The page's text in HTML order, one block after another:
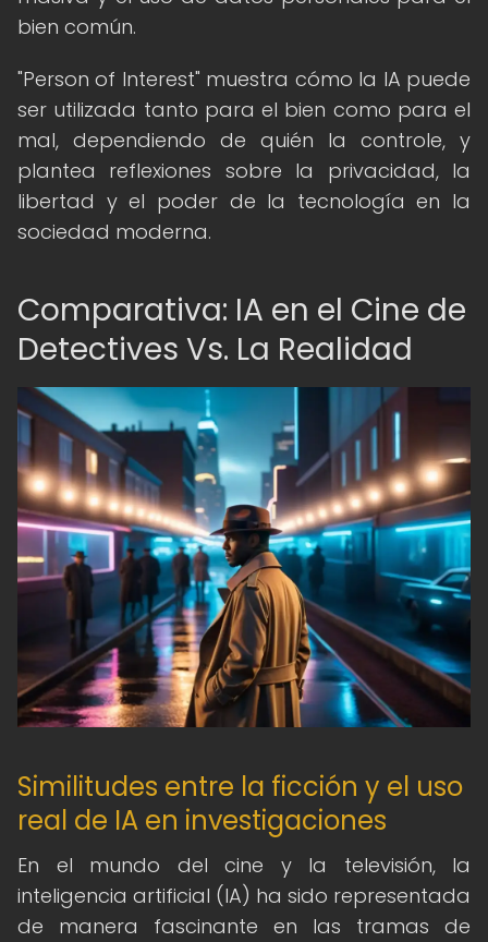
bien común.
"Person of Interest" muestra cómo la IA puede
ser utilizada tanto para el bien como para el
mal, dependiendo de quién la controle, y
plantea reflexiones sobre la privacidad, la
libertad y el poder de la tecnología en la
sociedad moderna.
Comparativa: IA en el Cine de
Detectives Vs. La Realidad
Similitudes entre la ficción y el uso
real de IA en investigaciones
En el mundo del cine y la televisión, la
inteligencia artificial (IA) ha sido representada
de manera fascinante en las tramas de